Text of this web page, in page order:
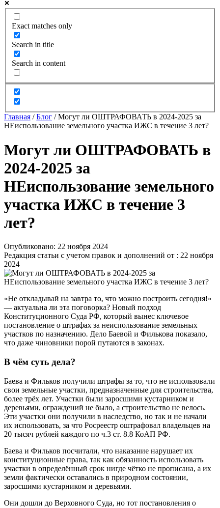
Exact matches only
Search in title
Search in content
Главная /Блог /Могут ли ОШТРАФОВАТЬ в 2024-2025 за
НЕиспользование земельного участка ИЖС в течение 3 лет?
Могут ли ОШТРАФОВАТЬ в
2024-2025 за
НЕиспользование земельного
участка ИЖС в течение 3
лет?
Опубликовано: 22 ноября 2024
Редакция статьи с учетом правок и дополнений от : 22 ноября
2024
«Не откладывай на завтра то, что можно построить сегодня!»
— актуальна ли эта поговорка? Новый подход
Конституционного Суда РФ, который вынес ключевое
постановление о штрафах за неиспользование земельных
участков по назначению. Дело Баевой и Филькова показало,
что даже чиновники порой путаются в законах.
В чём суть дела?
Баева и Фильков получили штрафы за то, что не использовали
свои земельные участки, предназначенные для строительства,
более трёх лет. Участки были заросшими кустарником и
деревьями, ограждений не было, а строительство не велось.
Эти участки они получили в наследство, но так и не начали
их использовать, за что Росреестр оштрафовал владельцев на
20 тысяч рублей каждого по ч.3 ст. 8.8 КоАП РФ.
Баева и Фильков посчитали, что наказание нарушает их
конституционные права, так как обязанность использовать
участки в определённый срок нигде чётко не прописана, а их
земли фактически оставались в природном состоянии,
заросшими кустарником и деревьями.
Они дошли до Верховного Суда, но тот постановления о